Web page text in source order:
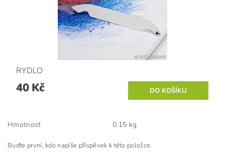
RYDLO
40 Kč
Hmotnost 0.15 kg
Buďte první, kdo napíše příspěvek k této položce.